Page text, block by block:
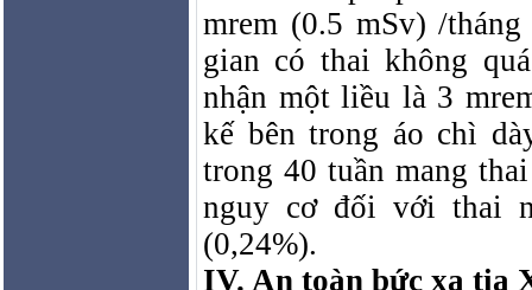
mrem (0.5 mSv) /
gian có thai không
nhận một liều là 3
kế bên trong áo chì
trong 40 tuần mang
nguy cơ đối với thai
(0,24%).
IV. An toàn bức xạ tia